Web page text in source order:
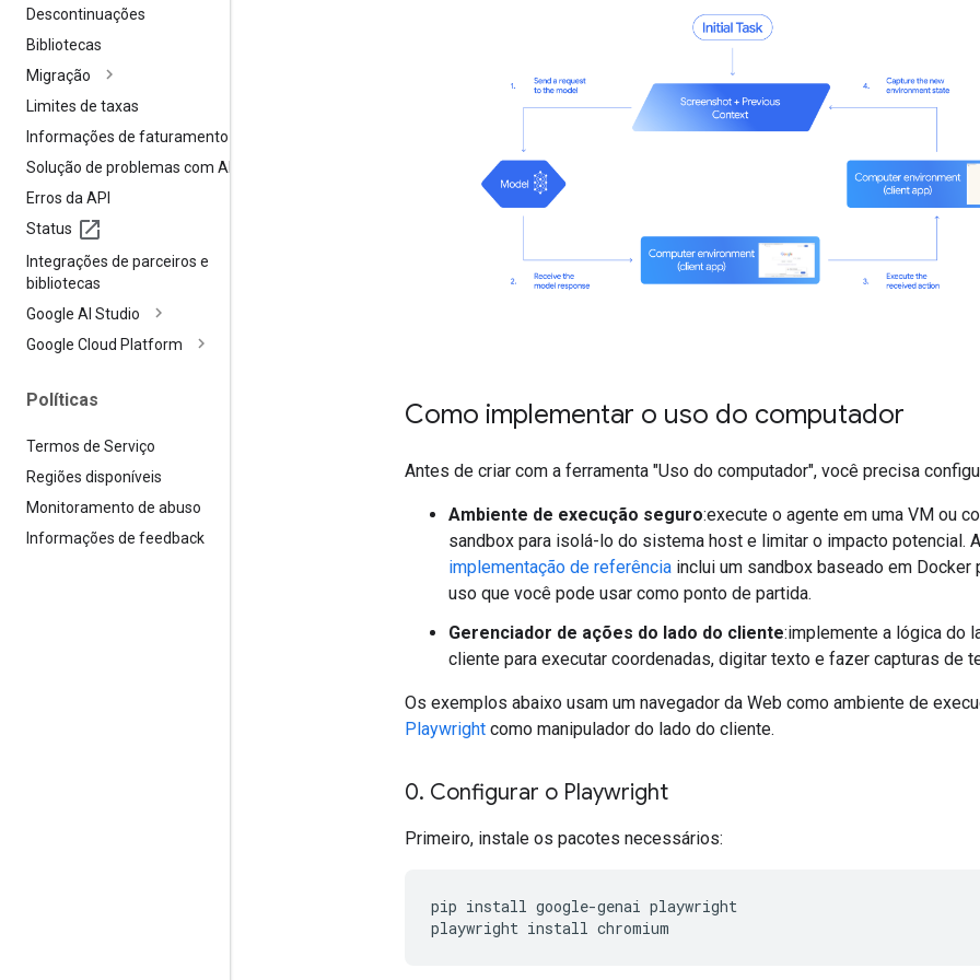
Descontinuações
Bibliotecas
Migração
Limites de taxas
Informações de faturamento
Solução de problemas com APIs
Erros da API
Status
Integrações de parceiros e
bibliotecas
Google AI Studio
Google Cloud Platform
Políticas
Termos de Serviço
Regiões disponíveis
Monitoramento de abuso
Informações de feedback
Como implementar o uso do computador
Antes de criar com a ferramenta "Uso do computador", você precisa
Ambiente de execução seguro:execute o agente em uma VM ou
sandbox para isolá-lo do sistema host e limitar o impacto potencial. A
implementação de referência inclui um sandbox baseado em Docker
uso que você pode usar como ponto de partida.
Gerenciador de ações do lado do cliente:implemente a lógica do
cliente para executar coordenadas, digitar texto e fazer capturas de
Os exemplos abaixo usam um navegador da Web como ambiente de
Playwright como manipulador do lado do cliente.
0. Configurar o Playwright
Primeiro, instale os pacotes necessários:
pip install google-genai playwright
playwright install